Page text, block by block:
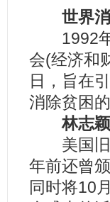
世界消
1992年
会(经济和
日，旨在
消除贫困
林志颖
美国旧
年前还曾
同时将10